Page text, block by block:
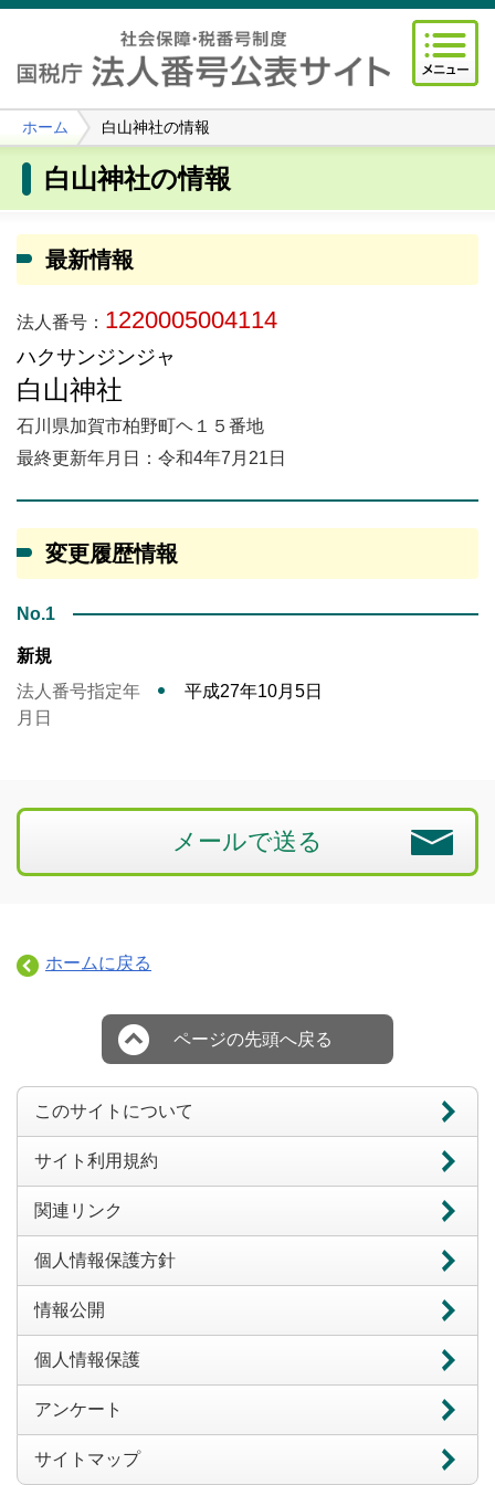
ホーム 白山神社の情報
白山神社の情報
最新情報
法人番号： 1220005004114
ハクサンジンジャ
白山神社
石川県加賀市柏野町ヘ１５番地
最終更新年月日：令和4年7月21日
変更履歴情報
No.1
新規
法人番号指定年
月日
平成27年10月5日
メールで送る
ホームに戻る
ページの先頭へ戻る
このサイトについて
サイト利用規約
関連リンク
個人情報保護方針
情報公開
個人情報保護
アンケート
サイトマップ